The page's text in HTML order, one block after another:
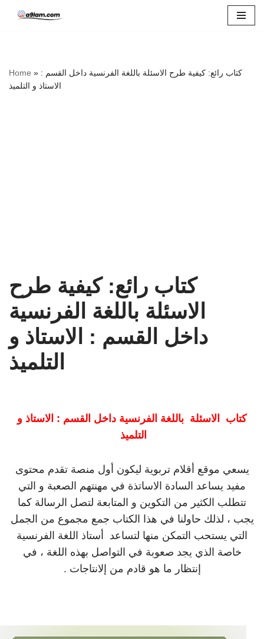
Home » كتاب رائع: كيفية طرح الاسئلة باللغة الفرنسية داخل القسم :
الاستاذ و التلميذ
كتاب رائع: كيفية طرح
الاسئلة باللغة الفرنسية
داخل القسم : الاستاذ و
التلميذ
كتاب الاسئلة باللغة الفرنسية داخل القسم : الاستاذ و
التلميذ
يسعي موقع أقلام تربوية ليكون أول منصة تقدم محتوى
مفيد يساعد السادة الاساتذة في مهنتهم الصعبة و التي
تتطلب الكثير من التكوين و المتابعة لتصل الرسالة كما
يجب ، لذلك حاولنا في هذا الكتاب جمع مجموع من الجمل
التي يستحب التمكن منها لتساعد أستاذ اللغة الفرنسية
خاصة الذي يجد صعوبة في التواصل بهذه اللغة ، في
إنتظار ما هو قادم من إلانتاجات .